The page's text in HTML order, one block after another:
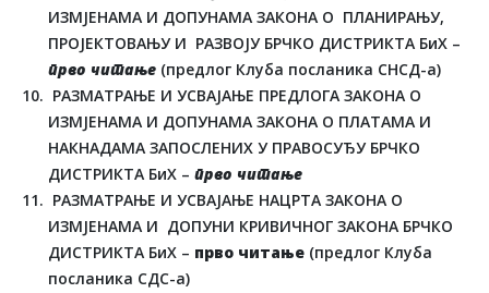
ИЗМЈЕНАМА И ДОПУНАМА ЗАКОНА О ПЛАНИРАЊУ,
ПРОЈЕКТОВАЊУ И РАЗВОЈУ БРЧКО ДИСТРИКТА БиХ –
прво читање (предлог Клуба посланика СНСД-а)
РАЗМАТРАЊЕ И УСВАЈАЊЕ ПРЕДЛОГА ЗАКОНА О
ИЗМЈЕНАМА И ДОПУНАМА ЗАКОНА О ПЛАТАМА И
НАКНАДАМА ЗАПОСЛЕНИХ У ПРАВОСУЂУ БРЧКО
ДИСТРИКТА БиХ – прво читање
РАЗМАТРАЊЕ И УСВАЈАЊЕ НАЦРТА ЗАКОНА О
ИЗМЈЕНАМА И ДОПУНИ КРИВИЧНОГ ЗАКОНА БРЧКО
ДИСТРИКТА БиХ – прво читање (предлог Клуба
посланика СДС-а)